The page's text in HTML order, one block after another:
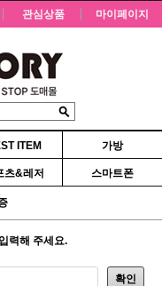
관심상품 마이페이지
ITEM 가방
츠&레저 스마트폰
력해 주세요.
확인